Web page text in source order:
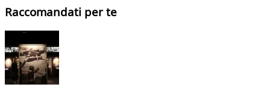
Raccomandati per te